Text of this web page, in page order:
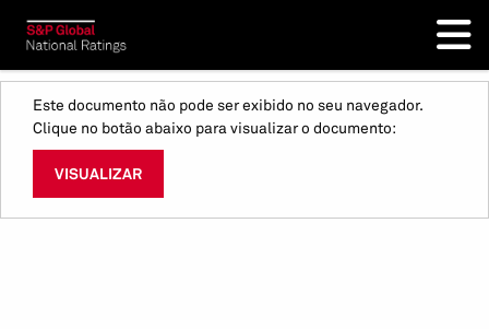
Este documento não pode ser exibido no seu navegador.
Clique no botão abaixo para visualizar o documento:
VISUALIZAR